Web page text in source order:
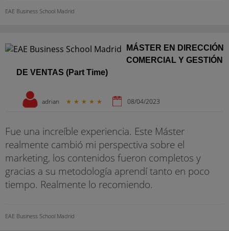
EAE Business School Madrid
MÁSTER EN DIRECCIÓN
COMERCIAL Y GESTIÓN
DE VENTAS (Part Time)
adrian ★ ★ ★ ★ ★ 08/04/2023
Fue una increíble experiencia. Este Máster
realmente cambió mi perspectiva sobre el
marketing, los contenidos fueron completos y
gracias a su metodología aprendí tanto en poco
tiempo. Realmente lo recomiendo.
EAE Business School Madrid